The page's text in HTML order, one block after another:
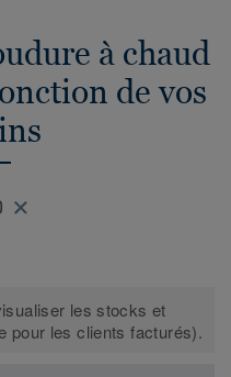
à chaud
de vos
les stocks et
pour les clients facturés).